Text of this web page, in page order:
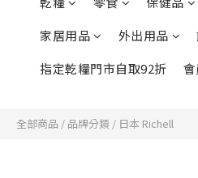
家居用品
外出用品
指定乾糧門市自取92折
全部商品 / 品牌分類 / 日本 Richell